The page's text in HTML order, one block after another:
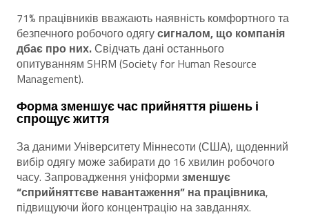
71% працівників вважають наявність комфортного та
безпечного робочого одягусигналом, що компанія
дбає про них.Свідчать дані останнього
опитуванням SHRM (Society for Human Resource
Management).
Форма зменшує час прийняття рішень і
спрощує життя
За даними Університету Міннесоти (США), щоденний
вибір одягу може забирати до 16 хвилин робочого
часу. Запровадження уніформи зменшує
“сприйняттєве навантаження” на працівника,
підвищуючи його концентрацію на завданнях.